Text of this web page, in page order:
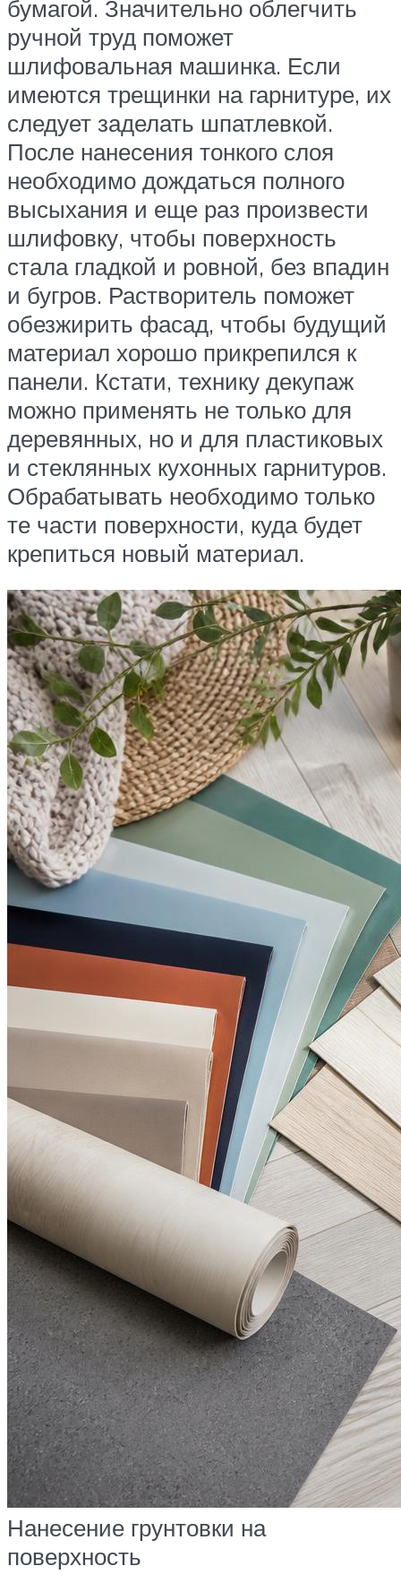
бумагой. Значительно облегчить
ручной труд поможет
шлифовальная машинка. Если
имеются трещинки на гарнитуре, их
следует заделать шпатлевкой.
После нанесения тонкого слоя
необходимо дождаться полного
высыхания и еще раз произвести
шлифовку, чтобы поверхность
стала гладкой и ровной, без впадин
и бугров. Растворитель поможет
обезжирить фасад, чтобы будущий
материал хорошо прикрепился к
панели. Кстати, технику декупаж
можно применять не только для
деревянных, но и для пластиковых
и стеклянных кухонных гарнитуров.
Обрабатывать необходимо только
те части поверхности, куда будет
крепиться новый материал.
Нанесение грунтовки на
поверхность